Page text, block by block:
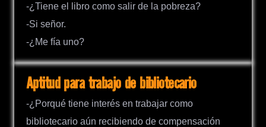
-¿Tiene el libro como salir de la pobreza?
-Si señor.
-¿Me fía uno?
Aptitud para trabajo de bibliotecario
-¿Porqué tiene interés en trabajar como
bibliotecario aún recibiendo de compensación